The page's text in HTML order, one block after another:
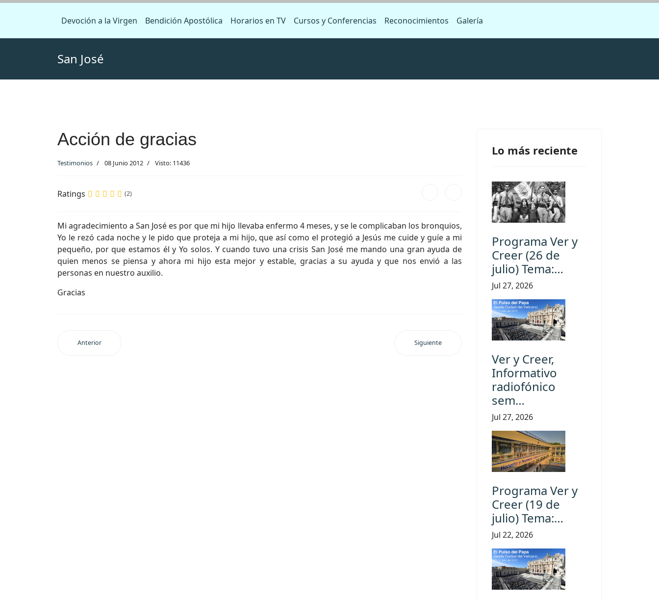
Devoción a la Virgen Bendición Apostólica Horarios en TV Cursos y Conferencias Reconocimientos Galería
San José
Acción de gracias
Testimonios 08 Junio 2012 Visto: 11436
Ratings (2)
Mi agradecimiento a San José es por que mi hijo llevaba enfermo 4 meses, y se le complicaban los bronquios,
Yo le rezó cada noche y le pido que proteja a mi hijo, que así como el protegió a Jesús me cuide y guíe a mi
pequeño, por que estamos él y Yo solos. Y cuando tuvo una crisis San José me mando una gran ayuda de
quien menos se piensa y ahora mi hijo esta mejor y estable, gracias a su ayuda y que nos envió a las
personas en nuestro auxilio.
Gracias
Anterior Siguiente
Lo más reciente
Programa Ver y
Creer (26 de
julio) Tema:…
Jul 27, 2026
Ver y Creer,
Informativo
radiofónico
sem…
Jul 27, 2026
Programa Ver y
Creer (19 de
julio) Tema:…
Jul 22, 2026